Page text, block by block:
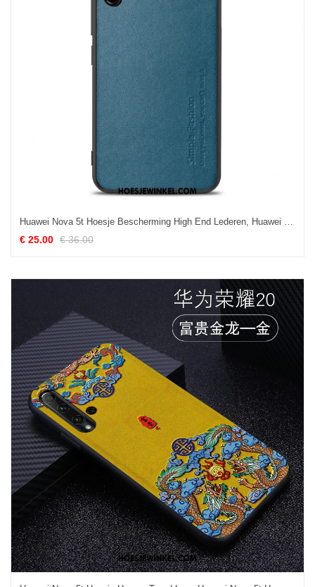
Huawei Nova 5t Hoesje Bescherming High End Lederen, Huawei Nova 5t Hoesje Hoes Leer
€ 25.00 € 36.00